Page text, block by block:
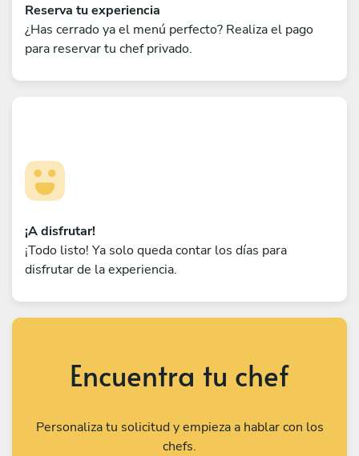
Reserva tu experiencia
¿Has cerrado ya el menú perfecto? Realiza el pago
para reservar tu chef privado.
¡A disfrutar!
¡Todo listo! Ya solo queda contar los días para
disfrutar de la experiencia.
Encuentra tu chef
Personaliza tu solicitud y empieza a hablar con los
chefs.